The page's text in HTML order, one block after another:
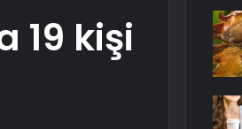
19 kişi